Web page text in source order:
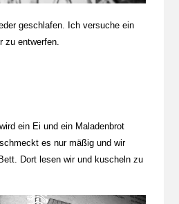
geschlafen. Ich versuche ein
zu entwerfen.
ein Ei und ein Maladenbrot
es nur mäßig und wir
Dort lesen wir und kuscheln zu